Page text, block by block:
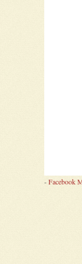
-Facebook